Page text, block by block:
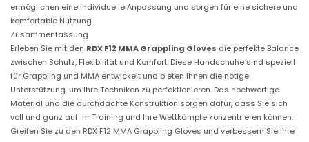
ermöglichen eine individuelle Anpassung und sorgen für eine sichere und
komfortable Nutzung.
Zusammenfassung
Erleben Sie mit den RDX F12 MMA Grappling Gloves die perfekte Balance
zwischen Schutz, Flexibilität und Komfort. Diese Handschuhe sind speziell
für Grappling und MMA entwickelt und bieten Ihnen die nötige
Unterstützung, um Ihre Techniken zu perfektionieren. Das hochwertige
Material und die durchdachte Konstruktion sorgen dafür, dass Sie sich
voll und ganz auf Ihr Training und Ihre Wettkämpfe konzentrieren können.
Greifen Sie zu den RDX F12 MMA Grappling Gloves und verbessern Sie Ihre